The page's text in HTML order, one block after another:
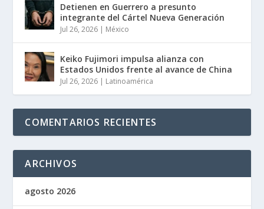
Detienen en Guerrero a presunto
integrante del Cártel Nueva Generación
Jul 26, 2026 | México
Keiko Fujimori impulsa alianza con
Estados Unidos frente al avance de China
Jul 26, 2026 | Latinoamérica
COMENTARIOS RECIENTES
ARCHIVOS
agosto 2026